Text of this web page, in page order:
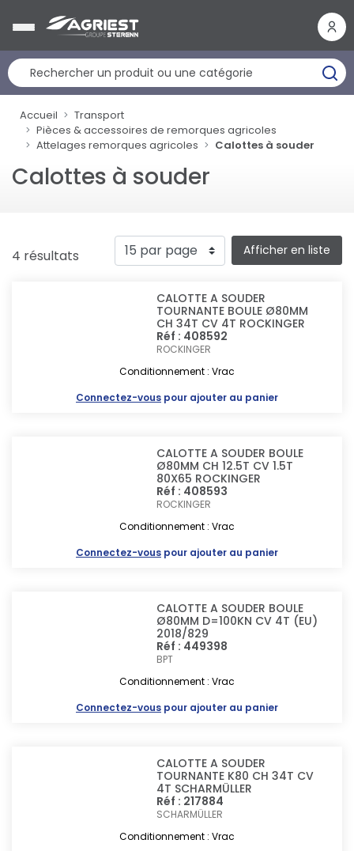
Accueil
Transport
Pièces & accessoires de remorques agricoles
Attelages remorques agricoles
Calottes à souder
Calottes à souder
4 résultats Afficher en liste
CALOTTE A SOUDER
TOURNANTE BOULE Ø80MM
CH 34T CV 4T ROCKINGER
Réf : 408592
ROCKINGER
Conditionnement : Vrac
Connectez-vous pour ajouter au panier
CALOTTE A SOUDER BOULE
Ø80MM CH 12.5T CV 1.5T
80X65 ROCKINGER
Réf : 408593
ROCKINGER
Conditionnement : Vrac
Connectez-vous pour ajouter au panier
CALOTTE A SOUDER BOULE
Ø80MM D=100KN CV 4T (EU)
2018/829
Réf : 449398
BPT
Conditionnement : Vrac
Connectez-vous pour ajouter au panier
CALOTTE A SOUDER
TOURNANTE K80 CH 34T CV
4T SCHARMÜLLER
Réf : 217884
SCHARMÜLLER
Conditionnement : Vrac